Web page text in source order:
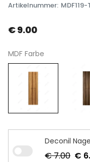
Artikelnummer:
€ 9.00
MDF Farbe
Deconil
€ 7.00 €